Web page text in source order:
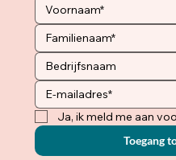
Ja, ik meld me aan
Toegang